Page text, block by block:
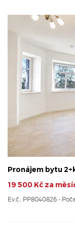
Pronájem bytu
19 500 Kč za
Ev.č.: PP8040826 -